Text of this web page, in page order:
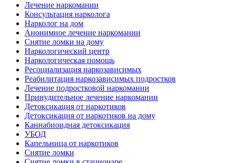
Лечение наркомании
Консультация нарколога
Нарколог на дом
Анонимное лечение наркомании
Снятие ломки на дому
Наркологический центр
Наркологическая помощь
Ресоциализация наркозависимых
Реабилитация наркозависимых подростков
Лечение подростковой наркомании
Принудительное лечение наркомании
Детоксикация от наркотиков
Детоксикация от наркотиков на дому
Каннабиоидная детоксикация
УБОД
Капельница от наркотиков
Снятие ломки